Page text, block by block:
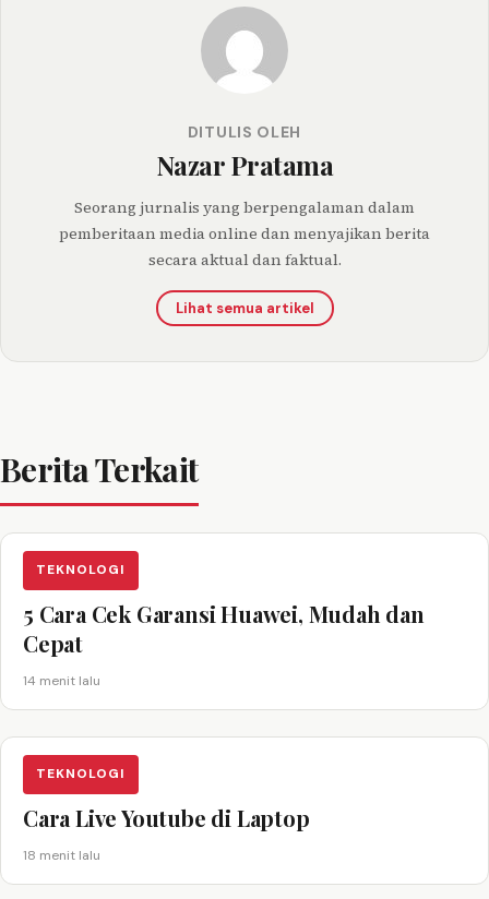
DITULIS OLEH
Nazar Pratama
Seorang jurnalis yang berpengalaman dalam
pemberitaan media online dan menyajikan berita
secara aktual dan faktual.
Lihat semua artikel
Berita Terkait
TEKNOLOGI
5 Cara Cek Garansi Huawei, Mudah dan
Cepat
14 menit lalu
TEKNOLOGI
Cara Live Youtube di Laptop
18 menit lalu